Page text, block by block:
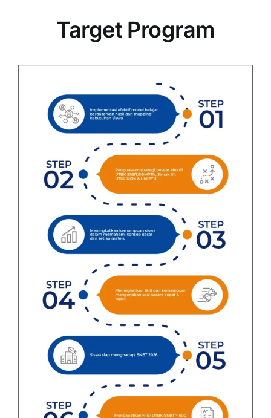
Target Program